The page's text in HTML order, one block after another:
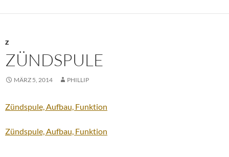
Z
ZÜNDSPULE
MÄRZ 5, 2014 PHILLIP
Zündspule, Aufbau, Funktion
Zündspule, Aufbau, Funktion